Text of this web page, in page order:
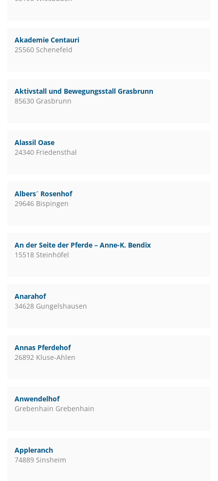
Akademie Centauri
25560 Schenefeld
Aktivstall und Bewegungsstall Grasbrunn
85630 Grasbrunn
Alassil Oase
24340 Friedensthal
Albers´ Rosenhof
29646 Bispingen
An der Seite der Pferde – Anne-K. Bendix
15518 Steinhöfel
Anarahof
34628 Gungelshausen
Annas Pferdehof
26892 Kluse-Ahlen
Anwendelhof
Grebenhain Grebenhain
Appleranch
74889 Sinsheim